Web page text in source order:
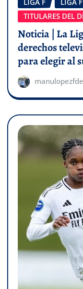
LIGA F
LIGA
TITULARES DEL
Noticia | La
derechos
para elegir al